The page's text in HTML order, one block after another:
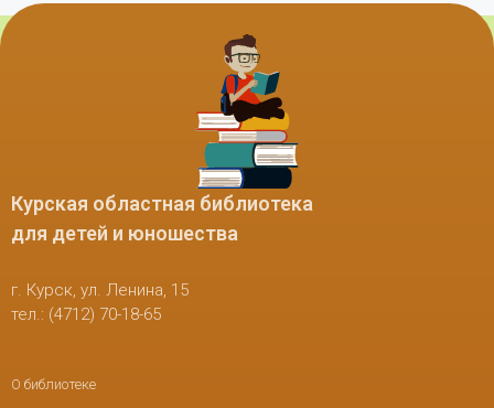
Курская областная библиотека
для детей и юношества
г. Курск, ул. Ленина, 15
тел.: (4712) 70-18-65
О библиотеке